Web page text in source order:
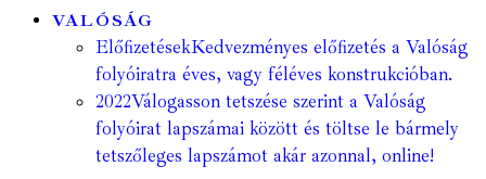
VALÓSÁG
ElőfizetésekKedvezményes előfizetés a Valóság
folyóiratra éves, vagy féléves konstrukcióban.
2022Válogasson tetszése szerint a Valóság
folyóirat lapszámai között és töltse le bármely
tetszőleges lapszámot akár azonnal, online!